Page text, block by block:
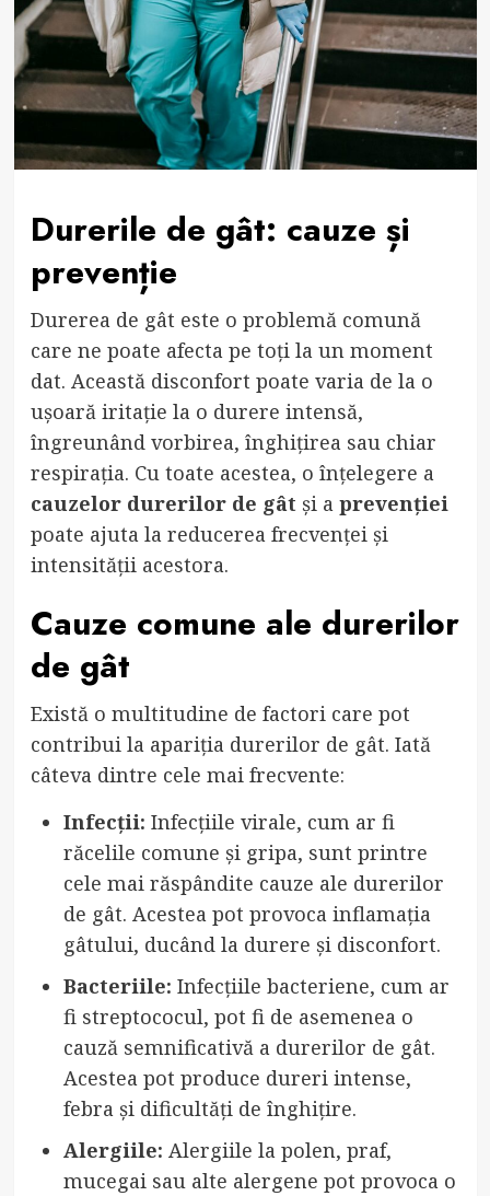
Durerile de gât: cauze și
prevenție
Durerea de gât este o problemă comună
care ne poate afecta pe toți la un moment
dat. Această disconfort poate varia de la o
ușoară iritație la o durere intensă,
îngreunând vorbirea, înghițirea sau chiar
respirația. Cu toate acestea, o înțelegere a
cauzelor durerilor de gât și a prevenției
poate ajuta la reducerea frecvenței și
intensității acestora.
Cauze comune ale durerilor
de gât
Există o multitudine de factori care pot
contribui la apariția durerilor de gât. Iată
câteva dintre cele mai frecvente:
Infecții: Infecțiile virale, cum ar fi
răcelile comune și gripa, sunt printre
cele mai răspândite cauze ale durerilor
de gât. Acestea pot provoca inflamația
gâtului, ducând la durere și disconfort.
Bacteriile: Infecțiile bacteriene, cum ar
fi streptococul, pot fi de asemenea o
cauză semnificativă a durerilor de gât.
Acestea pot produce dureri intense,
febra și dificultăți de înghițire.
Alergiile: Alergiile la polen, praf,
mucegai sau alte alergene pot provoca o